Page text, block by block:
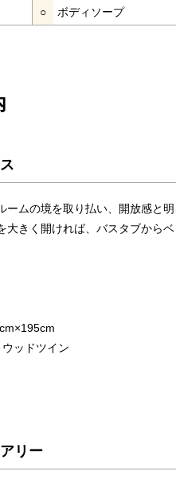
○ ボディソープ
ームの境を取り払い、開放感と
大きく開ければ、バスタブから
ッドツイン
リー